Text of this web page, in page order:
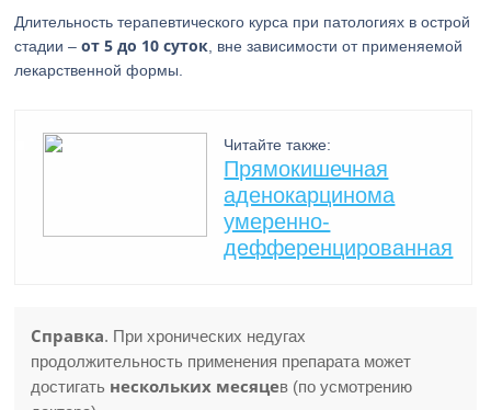
Длительность терапевтического курса при патологиях в острой
стадии –от 5 до 10 суток , вне зависимости от применяемой
лекарственной формы.
Читайте также:
Прямокишечная
аденокарцинома
умеренно-
дефференцированная
Справка. При хронических недугах
продолжительность применения препарата может
достигать нескольких месяцев (по усмотрению